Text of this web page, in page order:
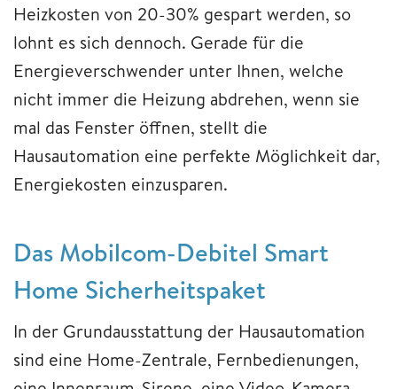
Heizkosten von 20-30% gespart werden, so
lohnt es sich dennoch. Gerade für die
Energieverschwender unter Ihnen, welche
nicht immer die Heizung abdrehen, wenn sie
mal das Fenster öffnen, stellt die
Hausautomation eine perfekte Möglichkeit dar,
Energiekosten einzusparen.
Das Mobilcom-Debitel Smart
Home Sicherheitspaket
In der Grundausstattung der Hausautomation
sind eine Home-Zentrale, Fernbedienungen,